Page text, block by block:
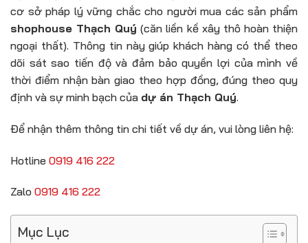
cơ sở pháp lý vững chắc cho người mua các sản phẩm
shophouse Thạch Quý (căn liền kề xây thô hoàn thiện
ngoại thất). Thông tin này giúp khách hàng có thể theo
dõi sát sao tiến độ và đảm bảo quyền lợi của mình về
thời điểm nhận bàn giao theo hợp đồng, đúng theo quy
định và sự minh bạch của dự án Thạch Quý.
Để nhận thêm thông tin chi tiết về dự án, vui lòng liên hệ:
Hotline 0919 416 222
Zalo 0919 416 222
Mục Lục